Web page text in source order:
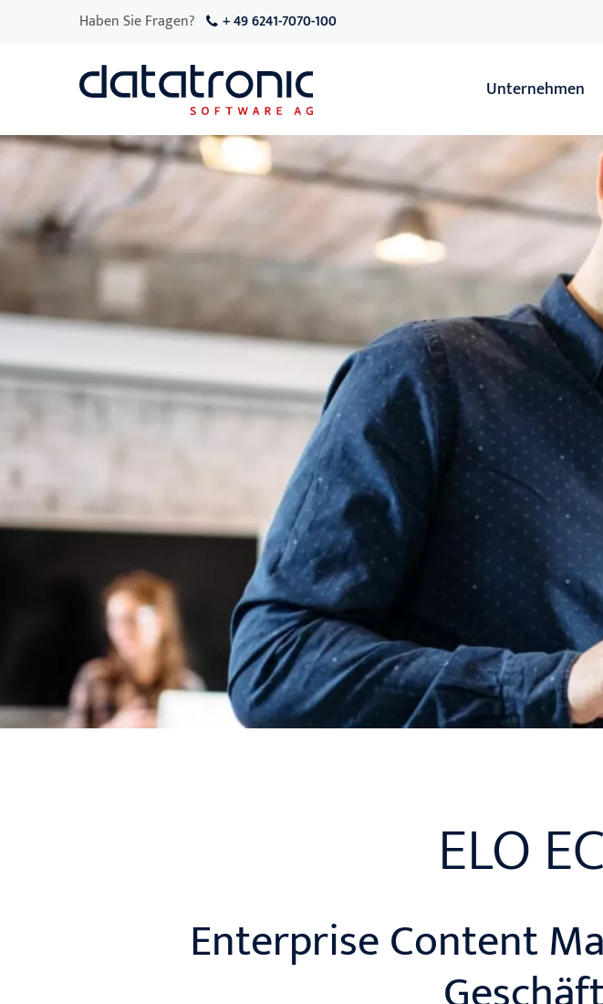
Haben Sie Fragen? + 49 6241-7070-100
Unternehmen
ELO
Enterprise Content